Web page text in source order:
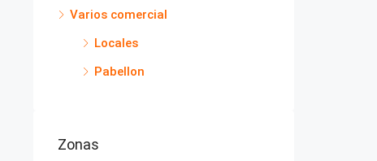
Varios comercial
Locales
Pabellon
Zonas